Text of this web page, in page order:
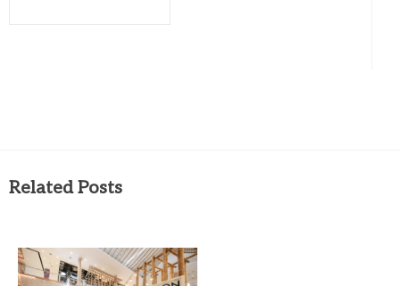
Related Posts